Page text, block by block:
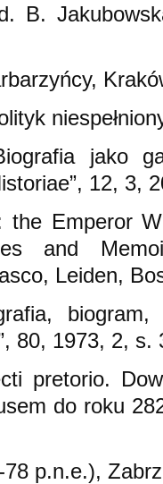
B.
jako
12, 3,
the Emperor
and
Leiden,
80, 1973, 2, s.
pretorio.
do roku
p.n.e.),